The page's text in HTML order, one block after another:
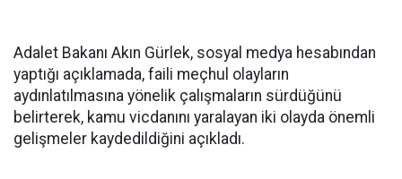
Adalet Bakanı Akın Gürlek, sosyal medya hesabından
yaptığı açıklamada, faili meçhul olayların
aydınlatılmasına yönelik çalışmaların sürdüğünü
belirterek, kamu vicdanını yaralayan iki olayda önemli
gelişmeler kaydedildiğini açıkladı.